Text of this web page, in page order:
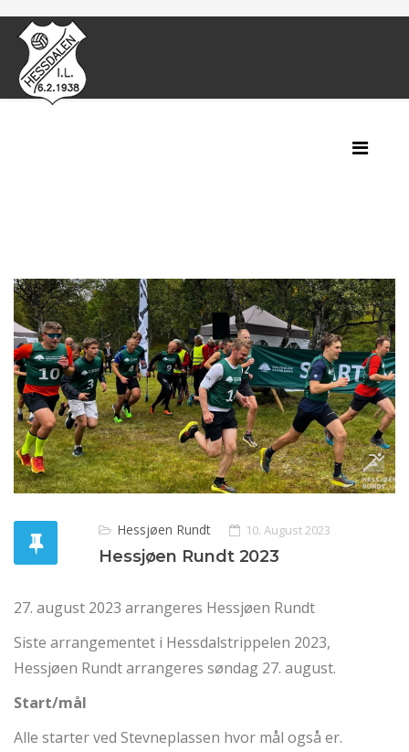
Hessjøen Rundt 10. August 2023
Hessjøen Rundt 2023
27. august 2023 arrangeres Hessjøen Rundt
Siste arrangementet i Hessdalstrippelen 2023,
Hessjøen Rundt arrangeres søndag 27. august.
Start/mål
Alle starter ved Stevneplassen hvor mål også er.